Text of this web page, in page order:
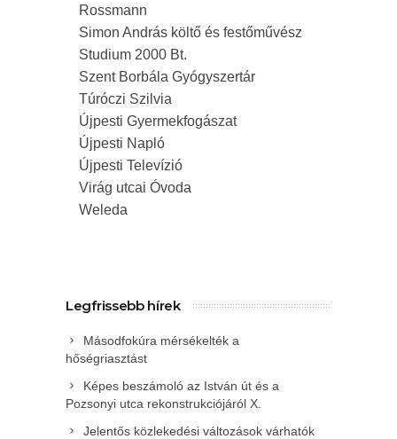
Rossmann
Simon András költő és festőművész
Studium 2000 Bt.
Szent Borbála Gyógyszertár
Túróczi Szilvia
Újpesti Gyermekfogászat
Újpesti Napló
Újpesti Televízió
Virág utcai Óvoda
Weleda
Legfrissebb hírek
Másodfokúra mérsékelték a
hőségriasztást
Képes beszámoló az István út és a
Pozsonyi utca rekonstrukciójáról X.
Jelentős közlekedési változások várhatók